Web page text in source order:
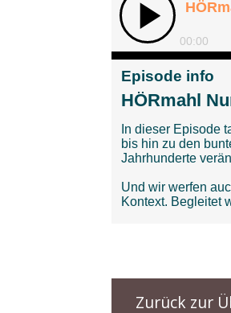
Zurück zur